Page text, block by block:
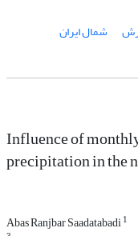
شمال ایران
Influence of
precipitation in the
Abas Ranjbar Saadatabadi1